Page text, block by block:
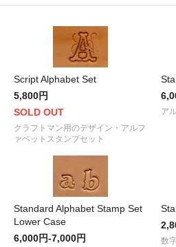
Script Alphabet Set
5,800円
SOLD OUT
クラフトマン用のデザイン・アルフ
ァベットスタンプセット
ア
Standard Alphabet Stamp Set
Lower Case
6,000円-7,000円
数